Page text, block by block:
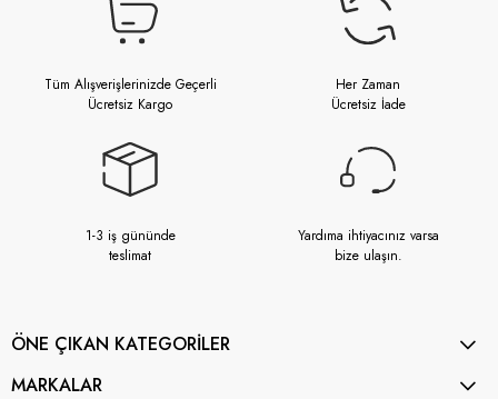
Tüm Alışverişlerinizde Geçerli
Ücretsiz Kargo
Her Zaman
Ücretsiz İade
1-3 iş gününde
teslimat
Yardıma ihtiyacınız varsa
bize ulaşın.
ÖNE ÇIKAN KATEGORİLER
MARKALAR